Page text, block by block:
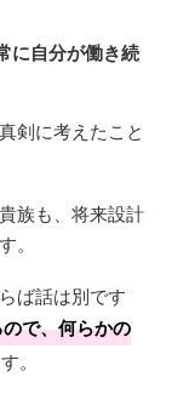
に自分が働き続
剣に考えたこと
族も、将来設計
。
ば話は別です
で、何らかの
。